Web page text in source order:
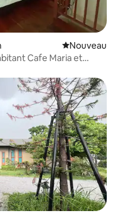
Nouvel
Nouveau
Cafe Maria et